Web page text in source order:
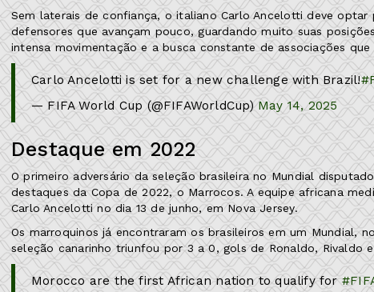
Sem laterais de confiança, o italiano Carlo Ancelotti deve
defensores que avançam pouco, guardando muito suas
intensa movimentação e a busca constante de associações
Carlo Ancelotti is set for a new challenge with Brazil!
— FIFA World Cup (@FIFAWorldCup)May 14, 2025
Destaque em 2022
O primeiro adversário da seleção brasileira no Mundial
destaques da Copa de 2022, o Marrocos. A equipe africana
Carlo Ancelotti no dia 13 de junho, em Nova Jersey.
Os marroquinos já encontraram os brasileiros em um Mundial,
seleção canarinho triunfou por 3 a 0, gols de Ronaldo, Rivaldo
Morocco are the first African nation to qualify for